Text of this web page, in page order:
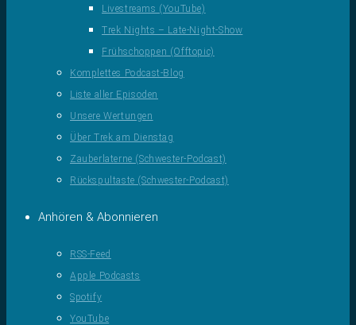
Livestreams (YouTube)
Trek Nights – Late-Night-Show
Frühschoppen (Offtopic)
Komplettes Podcast-Blog
Liste aller Episoden
Unsere Wertungen
Über Trek am Dienstag
Zauberlaterne (Schwester-Podcast)
Rückspultaste (Schwester-Podcast)
Anhören & Abonnieren
RSS-Feed
Apple Podcasts
Spotify
YouTube